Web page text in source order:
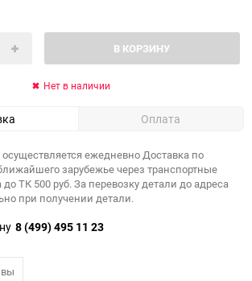
В КОРЗИНУ
Нет в наличии
Оплата
ежедневно Доставка по
зарубежье через транспортные
ТК 500 руб. За перевозку детали до адреса
при получении детали.
8 (499) 495 11 23